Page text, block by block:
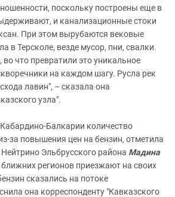
поскольку построены еще в
и канализационные стоки
При этом вырубаются вековые
в Терсколе, везде мусор, пни, свалки.
во что превратили это уникальное
на каждом шагу. Русла рек
лавин", – сказала она
узла".
Балкарии количество
за повышения цен на бензин, отметила
Эльбрусского района Мадина
ближних регионов приезжают на своих
сказались на потоке
она корреспонденту "Кавказского